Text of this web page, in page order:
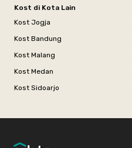
Kost di Kota Lain
Kost Jogja
Kost Bandung
Kost Malang
Kost Medan
Kost Sidoarjo